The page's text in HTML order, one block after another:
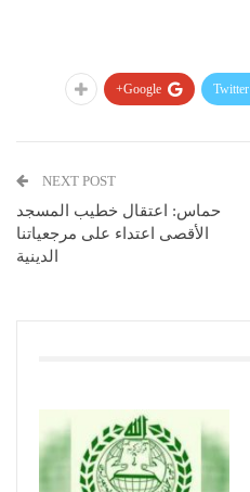
Twitter
Google+
NEXT POST
حماس: اعتقال خطيب المسجد
الأقصى اعتداء على مرجعياتنا
الدينية